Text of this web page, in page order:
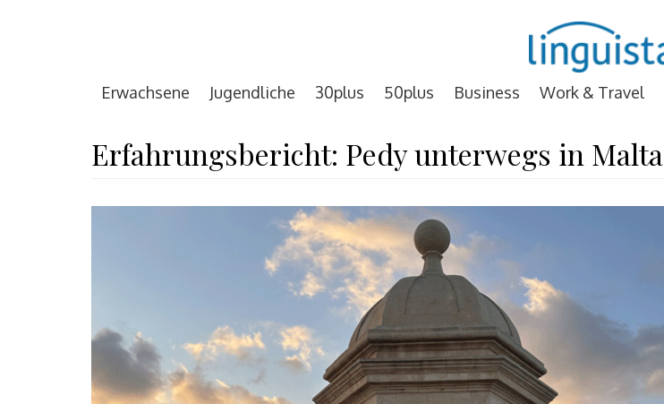
Erwachsene Jugendliche 30plus 50plus Business Work & Travel
Erfahrungsbericht: Pedy unterwegs in Malta